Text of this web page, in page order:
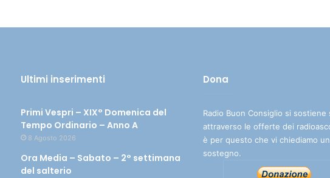
Ultimi inserimenti
Primi Vespri – XIX° Domenica del
Tempo Ordinario – Anno A
8 Agosto 2026
Ora Media – Sabato – 2° settimana
del salterio
Dona
Radio Buon Consiglio si sostiene
attraverso le offerte dei
è per questo che vi chiediamo un
sostegno.